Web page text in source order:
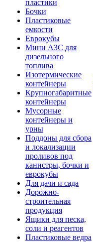
пластики
Бочки
Пластиковые
емкости
Еврокубы
Мини АЗС для
дизельного
топлива
Изотермические
контейнеры
Крупногабаритные
контейнеры
Мусорные
контейнеры и
урны
Поддоны для сбора
и локализации
проливов под
канистры, бочки и
еврокубы
Для дачи и сада
Дорожно-
строительная
продукция
Ящики для песка,
соли и реагентов
Пластиковые ведра